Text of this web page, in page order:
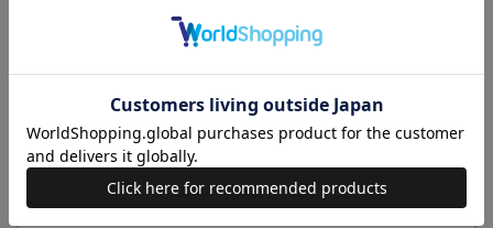
し活に便利なポケットがたくさん付いていて、コンサートや舞台で活躍
ラー展開。コーディネートや推しのイメージカラーに合わせて使い分け
るのもおすすめです。本誌では“推しのカラー”をテーマに、鈴木ゆうか
さんがブランドの新作をトレンド感たっぷりに着こなします。